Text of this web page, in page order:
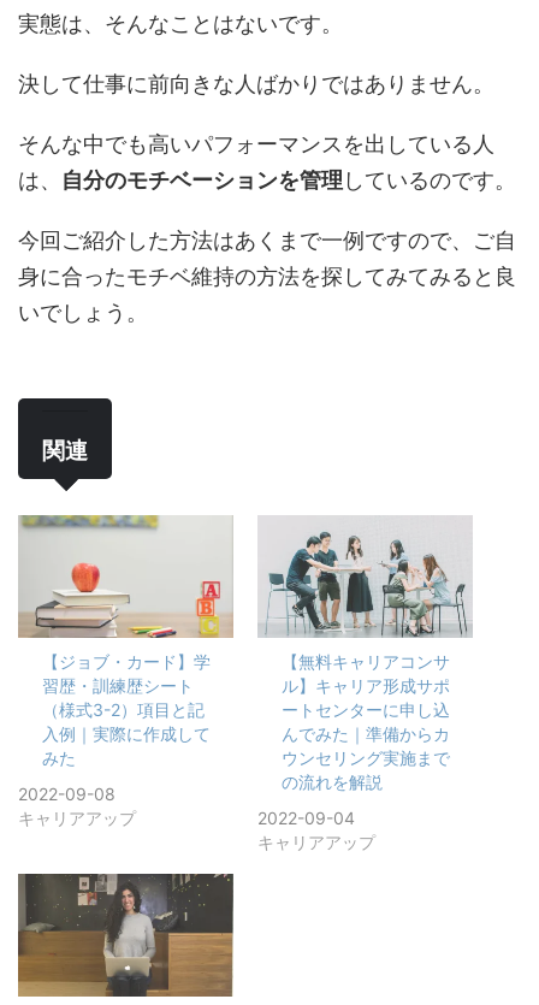
実態は、そんなことはないです。
決して仕事に前向きな人ばかりではありません。
そんな中でも高いパフォーマンスを出している人
は、 自分のモチベーションを管理 しているのです。
今回ご紹介した方法はあくまで一例ですので、ご自
身に合ったモチベ維持の方法を探してみてみると良
いでしょう。
関連
【ジョブ・カード】学
習歴・訓練歴シート
（様式3-2）項目と記
入例｜実際に作成して
みた
2022-09-08
キャリアアップ
【無料キャリアコンサ
ル】キャリア形成サポ
ートセンターに申し込
んでみた｜準備からカ
ウンセリング実施まで
の流れを解説
2022-09-04
キャリアアップ